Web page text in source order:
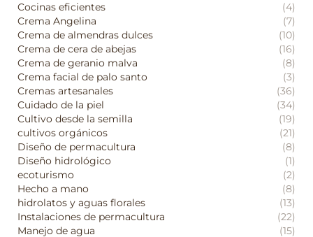
Cocinas eficientes
(4)
Crema Angelina
(7)
Crema de almendras dulces
(10)
Crema de cera de abejas
(16)
Crema de geranio malva
(8)
Crema facial de palo santo
(3)
Cremas artesanales
(36)
Cuidado de la piel
(34)
Cultivo desde la semilla
(19)
cultivos orgánicos
(21)
Diseño de permacultura
(8)
Diseño hidrológico
(1)
ecoturismo
(2)
Hecho a mano
(8)
hidrolatos y aguas florales
(13)
Instalaciones de permacultura
(22)
Manejo de agua
(15)